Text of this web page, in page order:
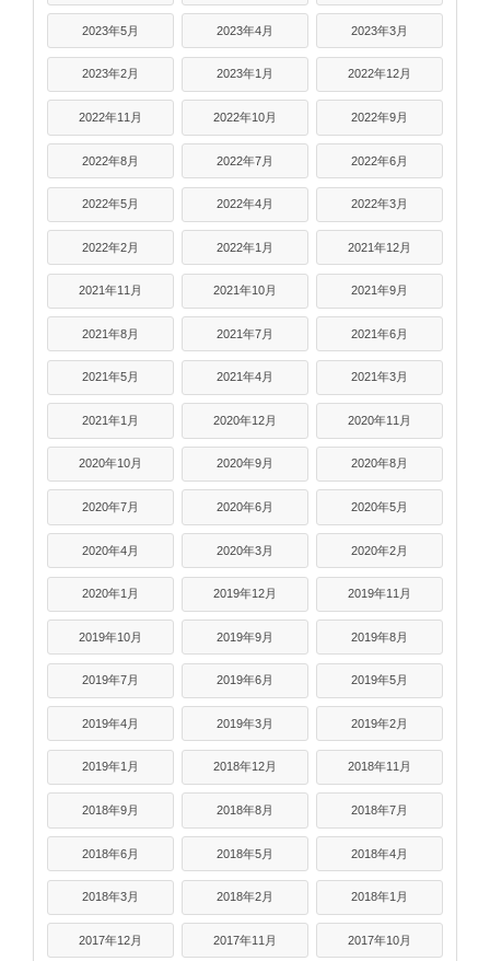
2023年5月 2023年4月 2023年3月
2023年2月 2023年1月 2022年12月
2022年11月 2022年10月 2022年9月
2022年8月 2022年7月 2022年6月
2022年5月 2022年4月 2022年3月
2022年2月 2022年1月 2021年12月
2021年11月 2021年10月 2021年9月
2021年8月 2021年7月 2021年6月
2021年5月 2021年4月 2021年3月
2021年1月 2020年12月 2020年11月
2020年10月 2020年9月 2020年8月
2020年7月 2020年6月 2020年5月
2020年4月 2020年3月 2020年2月
2020年1月 2019年12月 2019年11月
2019年10月 2019年9月 2019年8月
2019年7月 2019年6月 2019年5月
2019年4月 2019年3月 2019年2月
2019年1月 2018年12月 2018年11月
2018年9月 2018年8月 2018年7月
2018年6月 2018年5月 2018年4月
2018年3月 2018年2月 2018年1月
2017年12月 2017年11月 2017年10月